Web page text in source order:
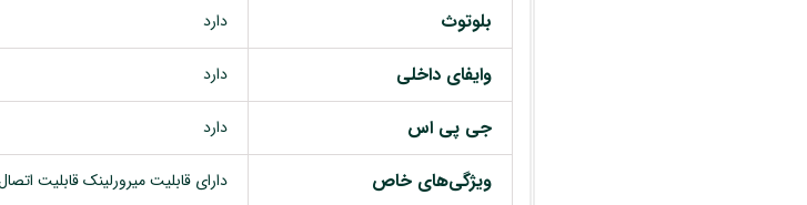
بلوتوث دارد
وایفای داخلی دارد
جی پی اس دارد
ویژگی‌های خاص دارای قابلیت میرورلینک قابلیت